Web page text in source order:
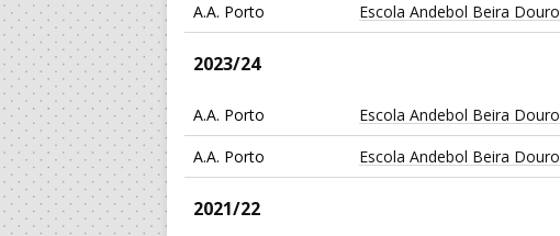
A.A. Porto
Escola Andebol Beira Douro
2023/24
A.A. Porto Escola Andebol Beira Douro
A.A. Porto
Escola Andebol Beira Douro
2021/22